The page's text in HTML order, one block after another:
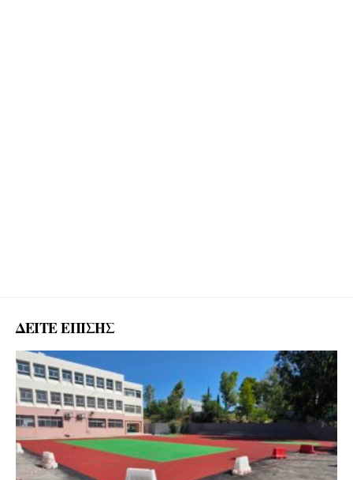
ΔΕΙΤΕ ΕΠΙΣΗΣ